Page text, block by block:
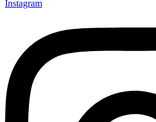
Instagram